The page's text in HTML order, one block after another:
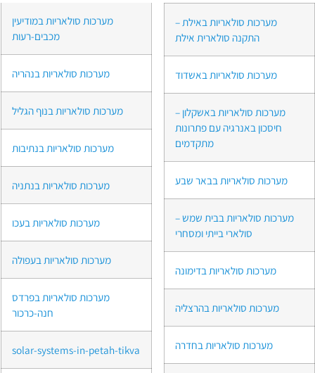
מערכות סולאריות באילת –
התקנה סולארית אילת
מערכות סולאריות באשדוד
מערכות סולאריות באשקלון –
חיסכון באנרגיה עם פתרונות
מתקדמים
מערכות סולאריות בבאר שבע
מערכות סולאריות בבית שמש –
סולארי בייתי ומסחרי
מערכות סולאריות בדימונה
מערכות סולאריות בהרצליה
מערכות סולאריות בחדרה
מערכות סולאריות במודיעין
מכבים-רעות
מערכות סולאריות בנהריה
מערכות סולאריות בנוף הגליל
מערכות סולאריות בנתיבות
מערכות סולאריות בנתניה
מערכות סולאריות בעכו
מערכות סולאריות בעפולה
מערכות סולאריות בפרדס
חנה-כרכור
solar-systems-in-petah-tikva